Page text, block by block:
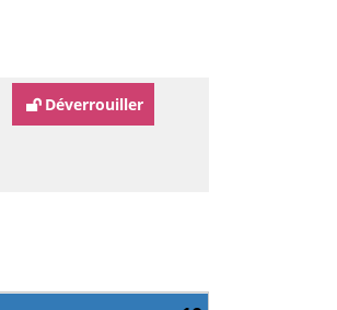
Déverrouiller